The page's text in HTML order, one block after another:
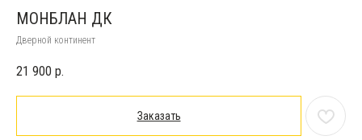
МОНБЛАН ДК
Дверной континент
21 900 р.
Заказать